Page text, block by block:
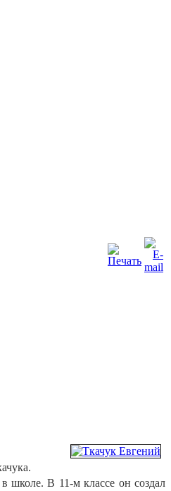
школе. В 11-м классе он создал